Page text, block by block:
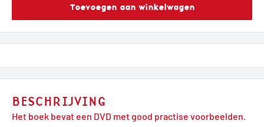
Toevoegen aan winkelwagen
BESCHRIJVING
Het boek bevat een DVD met good practise voorbeelden.